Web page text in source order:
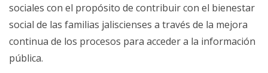
sociales con el propósito de contribuir con el bienestar
social de las familias jaliscienses a través de la mejora
continua de los procesos para acceder a la información
pública.